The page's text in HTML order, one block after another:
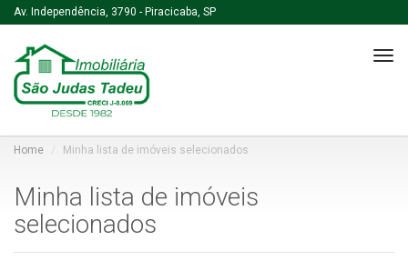
Av. Independência, 3790 - Piracicaba, SP
Home Minha lista de imóveis selecionados
Minha lista de imóveis
selecionados